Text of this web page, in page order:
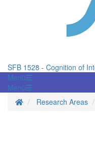
SFB 1528 - Cognition of
Menü
Menü
StartseiteResearch Areas